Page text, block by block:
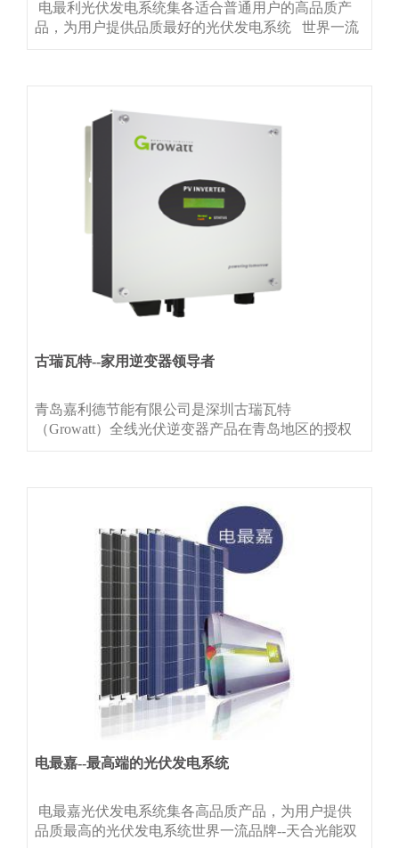
电最利光伏发电系统集各适合普通用户的高品质产
品，为用户提供品质最好的光伏发电系统 世界一流
古瑞瓦特--家用逆变器领导者
青岛嘉利德节能有限公司是深圳古瑞瓦特
（Growatt）全线光伏逆变器产品在青岛地区的授权
电最嘉--最高端的光伏发电系统
电最嘉光伏发电系统集各高品质产品，为用户提供
品质最高的光伏发电系统世界一流品牌--天合光能双